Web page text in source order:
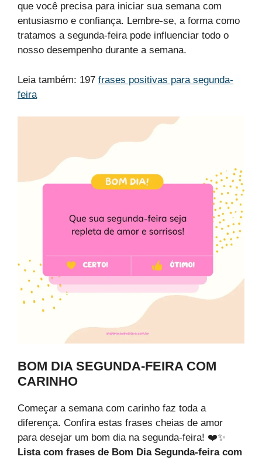
que você precisa para iniciar sua semana com
entusiasmo e confiança. Lembre-se, a forma como
tratamos a segunda-feira pode influenciar todo o
nosso desempenho durante a semana.
Leia também: 197 frases positivas para segunda-
feira
BOM DIA SEGUNDA-FEIRA COM
CARINHO
Começar a semana com carinho faz toda a
diferença. Confira estas frases cheias de amor
para desejar um bom dia na segunda-feira! ❤️✨
Lista com frases de Bom Dia Segunda-feira com